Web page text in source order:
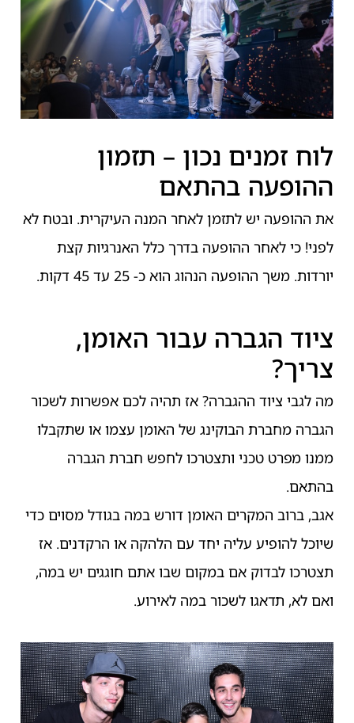
לוח זמנים נכון – תזמון
ההופעה בהתאם
את ההופעה יש לתזמן לאחר המנה העיקרית. ובטח לא
לפני! כי לאחר ההופעה בדרך כלל האנרגיות קצת
יורדות. משך ההופעה הנהוג הוא כ- 25 עד 45 דקות.
ציוד הגברה עבור האומן,
צריך?
מה לגבי ציוד ההגברה? אז תהיה לכם אפשרות לשכור
הגברה מחברת הבוקינג של האומן עצמו או שתקבלו
ממנו מפרט טכני ותצטרכו לחפש חברת הגברה
בהתאם.
אגב, ברוב המקרים האומן דורש במה בגודל מסוים כדי
שיוכל להופיע עליה יחד עם הלהקה או הרקדנים. אז
תצטרכו לבדוק אם במקום שבו אתם חוגגים יש במה,
ואם לא, תדאגו לשכור במה לאירוע.